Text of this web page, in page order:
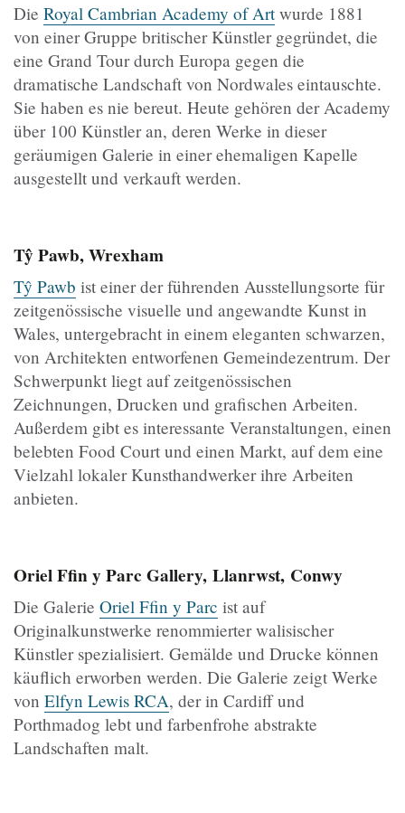
Die Royal Cambrian Academy of Artwurde 1881
von einer Gruppe britischer Künstler gegründet, die
eine Grand Tour durch Europa gegen die
dramatische Landschaft von Nordwales eintauschte.
Sie haben es nie bereut. Heute gehören der Academy
über 100 Künstler an, deren Werke in dieser
geräumigen Galerie in einer ehemaligen Kapelle
ausgestellt und verkauft werden.
Tŷ Pawb, Wrexham
Tŷ Pawb ist einer der führenden Ausstellungsorte für
zeitgenössische visuelle und angewandte Kunst in
Wales, untergebracht in einem eleganten schwarzen,
von Architekten entworfenen Gemeindezentrum. Der
Schwerpunkt liegt auf zeitgenössischen
Zeichnungen, Drucken und grafischen Arbeiten.
Außerdem gibt es interessante Veranstaltungen, einen
belebten Food Court und einen Markt, auf dem eine
Vielzahl lokaler Kunsthandwerker ihre Arbeiten
anbieten.
Oriel Ffin y Parc Gallery, Llanrwst, Conwy
Die Galerie Oriel Ffin y Parc ist auf
Originalkunstwerke renommierter walisischer
Künstler spezialisiert. Gemälde und Drucke können
käuflich erworben werden. Die Galerie zeigt Werke
von Elfyn Lewis RCA, der in Cardiff und
Porthmadog lebt und farbenfrohe abstrakte
Landschaften malt.